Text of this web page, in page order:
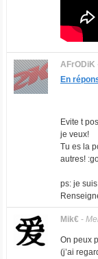
AFrODiK
En
Evite t
je veux!
Tu es la
autres!
ps: je
Mik€-
On peux
(j’ai